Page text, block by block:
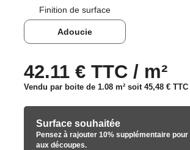
Finition de surface
Adoucie
42.11 € TTC / m²
Vendu par boite de 1.08 m² soit 45,48 € TTC
Surface souhaitée
Pensez à rajouter 10% supplémentaire
aux découpes.